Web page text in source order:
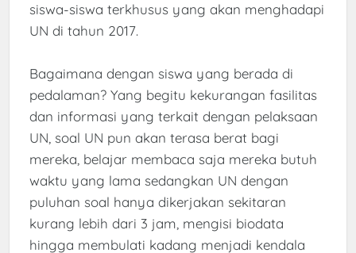
siswa-siswa terkhusus yang akan menghadapi
UN di tahun 2017.
Bagaimana dengan siswa yang berada di
pedalaman? Yang begitu kekurangan fasilitas
dan informasi yang terkait dengan pelaksaan
UN, soal UN pun akan terasa berat bagi
mereka, belajar membaca saja mereka butuh
waktu yang lama sedangkan UN dengan
puluhan soal hanya dikerjakan sekitaran
kurang lebih dari 3 jam, mengisi biodata
hingga membulati kadang menjadi kendala